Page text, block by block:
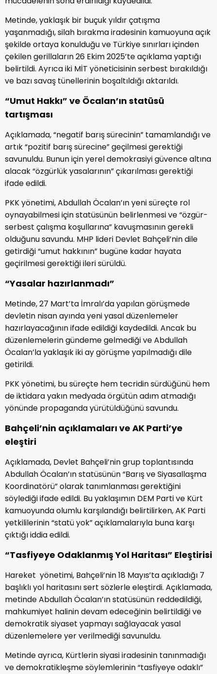
Metinde, yaklaşık bir buçuk yıldır çatışma
yaşanmadığı, silah bırakma iradesinin kamuoyuna açık
şekilde ortaya konulduğu ve Türkiye sınırları içinden
çekilen gerillaların 26 Ekim 2025’te açıklama yaptığı
belirtildi. Ayrıca iki MİT yöneticisinin serbest bırakıldığı
ve bazı savaş tünellerinin boşaltıldığı aktarıldı.
“Umut Hakkı” ve Öcalan’ın statüsü
tartışması
Açıklamada, “negatif barış sürecinin” tamamlandığı ve
artık “pozitif barış sürecine” geçilmesi gerektiği
savunuldu. Bunun için yerel demokrasiyi güvence altına
alacak “özgürlük yasalarının” çıkarılması gerektiği
ifade edildi.
PKK yönetimi, Abdullah Öcalan’ın yeni süreçte rol
oynayabilmesi için statüsünün belirlenmesi ve “özgür-
serbest çalışma koşullarına” kavuşmasının gerekli
olduğunu savundu. MHP lideri Devlet Bahçeli’nin dile
getirdiği “umut hakkının” bugüne kadar hayata
geçirilmesi gerektiği ileri sürüldü.
“Yasalar hazırlanmadı”
Metinde, 27 Mart’ta İmralı’da yapılan görüşmede
devletin nisan ayında yeni yasal düzenlemeler
hazırlayacağının ifade edildiği kaydedildi. Ancak bu
düzenlemelerin gündeme gelmediği ve Abdullah
Öcalan’la yaklaşık iki ay görüşme yapılmadığı dile
getirildi.
PKK yönetimi, bu süreçte hem tecridin sürdüğünü hem
de iktidara yakın medyada örgütün adım atmadığı
yönünde propaganda yürütüldüğünü savundu.
Bahçeli’nin açıklamaları ve AK Parti’ye
eleştiri
Açıklamada, Devlet Bahçeli’nin grup toplantısında
Abdullah Öcalan’ın statüsünün “Barış ve Siyasallaşma
Koordinatörü” olarak tanımlanması gerektiğini
söylediği ifade edildi. Bu yaklaşımın DEM Parti ve Kürt
kamuoyunda olumlu karşılandığı belirtilirken, AK Parti
yetkililerinin “statü yok” açıklamalarıyla buna karşı
çıktığı iddia edildi.
“Tasfiyeye Odaklanmış Yol Haritası” Eleştirisi
Hareket yönetimi, Bahçeli’nin 18 Mayıs’ta açıkladığı 7
başlıklı yol haritasını sert sözlerle eleştirdi. Açıklamada,
metinde Abdullah Öcalan’ın statüsünün reddedildiği,
mahkumiyet halinin devam edeceğinin belirtildiği ve
demokratik siyaset yapmayı sağlayacak yasal
düzenlemelere yer verilmediği savunuldu.
Metinde ayrıca, Kürtlerin siyasi iradesinin tanınmadığı
ve demokratikleşme söylemlerinin “tasfiyeye odaklı”